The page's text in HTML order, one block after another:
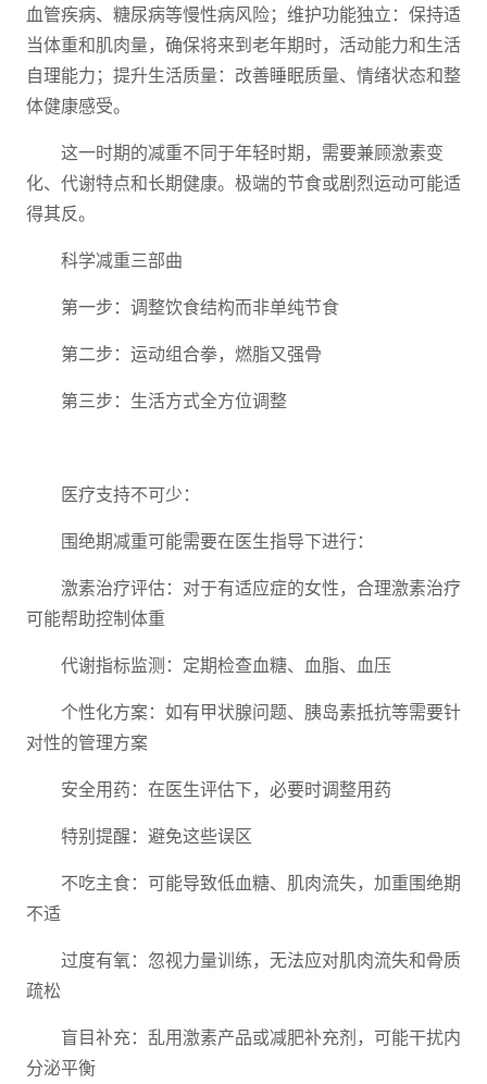
血管疾病、糖尿病等慢性病风险；维护功能独立：保持适
当体重和肌肉量，确保将来到老年期时，活动能力和生活
自理能力；提升生活质量：改善睡眠质量、情绪状态和整
体健康感受。
这一时期的减重不同于年轻时期，需要兼顾激素变
化、代谢特点和长期健康。极端的节食或剧烈运动可能适
得其反。
科学减重三部曲
第一步：调整饮食结构而非单纯节食
第二步：运动组合拳，燃脂又强骨
第三步：生活方式全方位调整
医疗支持不可少：
围绝期减重可能需要在医生指导下进行：
激素治疗评估：对于有适应症的女性，合理激素治疗
可能帮助控制体重
代谢指标监测：定期检查血糖、血脂、血压
个性化方案：如有甲状腺问题、胰岛素抵抗等需要针
对性的管理方案
安全用药：在医生评估下，必要时调整用药
特别提醒：避免这些误区
不吃主食：可能导致低血糖、肌肉流失，加重围绝期
不适
过度有氧：忽视力量训练，无法应对肌肉流失和骨质
疏松
盲目补充：乱用激素产品或减肥补充剂，可能干扰内
分泌平衡